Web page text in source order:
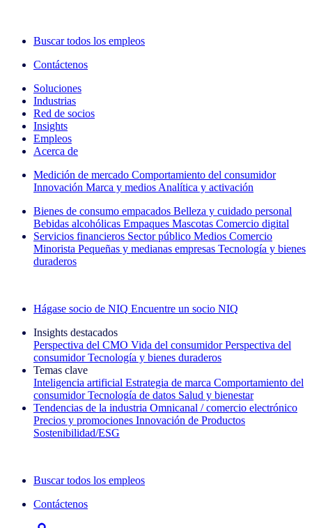
Buscar todos los empleos
Contáctenos
Soluciones
Industrias
Red de socios
Insights
Empleos
Acerca de
Medición de mercado Comportamiento del consumidor
Innovación Marca y medios Analítica y activación
Bienes de consumo empacados Belleza y cuidado personal
Bebidas alcohólicas Empaques Mascotas Comercio digital
Servicios financieros Sector público Medios Comercio
Minorista Pequeñas y medianas empresas Tecnología y bienes
duraderos
Hágase socio de NIQ Encuentre un socio NIQ
Insights destacados
Perspectiva del CMO Vida del consumidor Perspectiva del
consumidor Tecnología y bienes duraderos
Temas clave
Inteligencia artificial Estrategia de marca Comportamiento del
consumidor Tecnología de datos Salud y bienestar
Tendencias de la industria Omnicanal / comercio electrónico
Precios y promociones Innovación de Productos
Sostenibilidad/ESG
Buscar todos los empleos
Contáctenos